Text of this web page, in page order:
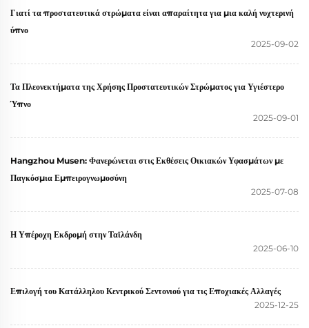
Γιατί τα προστατευτικά στρώματα είναι απαραίτητα για μια καλή νυχτερινή
ύπνο
2025-09-02
Τα Πλεονεκτήματα της Χρήσης Προστατευτικών Στρώματος για Υγιέστερο
Ύπνο
2025-09-01
Hangzhou Musen: Φανερώνεται στις Εκθέσεις Οικιακών Υφασμάτων με
Παγκόσμια Εμπειρογνωμοσύνη
2025-07-08
Η Υπέροχη Εκδρομή στην Ταϊλάνδη
2025-06-10
Επιλογή του Κατάλληλου Κεντρικού Σεντονιού για τις Εποχιακές Αλλαγές
2025-12-25